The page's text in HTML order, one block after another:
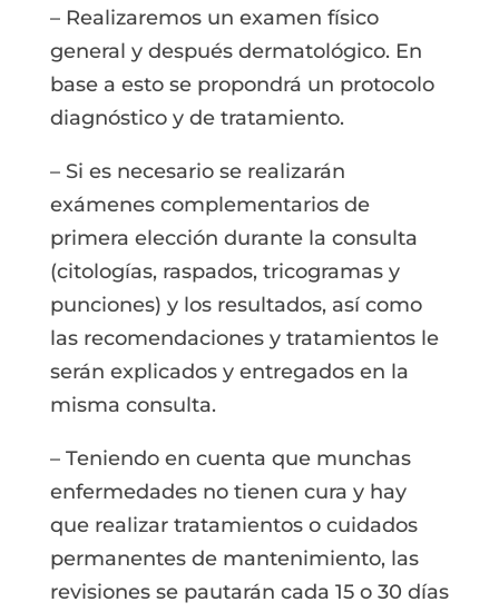
– Realizaremos un examen físico
general y después dermatológico. En
base a esto se propondrá un protocolo
diagnóstico y de tratamiento.
– Si es necesario se realizarán
exámenes complementarios de
primera elección durante la consulta
(citologías, raspados, tricogramas y
punciones) y los resultados, así como
las recomendaciones y tratamientos le
serán explicados y entregados en la
misma consulta.
– Teniendo en cuenta que munchas
enfermedades no tienen cura y hay
que realizar tratamientos o cuidados
permanentes de mantenimiento, las
revisiones se pautarán cada 15 o 30 días